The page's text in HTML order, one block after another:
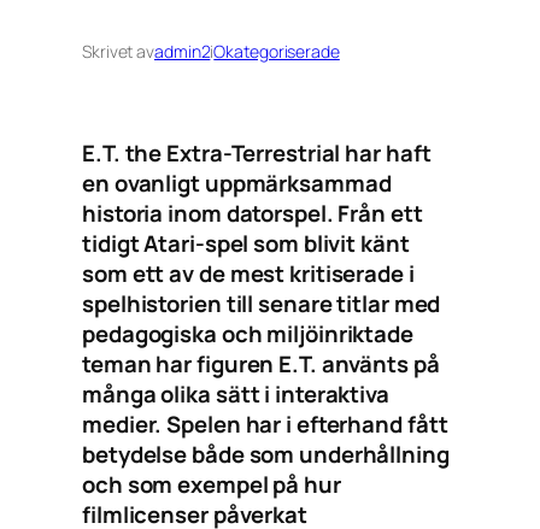
Skrivet avadmin2iOkategoriserade
E.T. the Extra-Terrestrial har haft
en ovanligt uppmärksammad
historia inom datorspel. Från ett
tidigt Atari-spel som blivit känt
som ett av de mest kritiserade i
spelhistorien till senare titlar med
pedagogiska och miljöinriktade
teman har figuren E.T. använts på
många olika sätt i interaktiva
medier. Spelen har i efterhand fått
betydelse både som underhållning
och som exempel på hur
filmlicenser påverkat